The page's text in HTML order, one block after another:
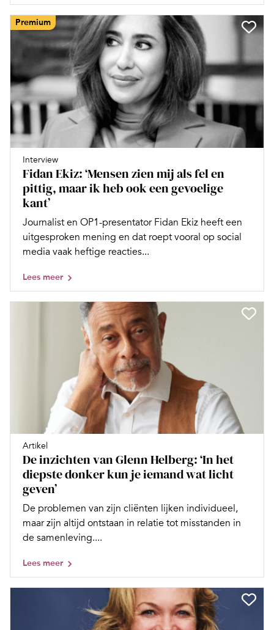
Premium
Interview
Fidan Ekiz: ‘Mensen zien mij als fel en
pittig, maar ik heb ook een gevoelige
kant’
Journalist en OP1-presentator Fidan Ekiz heeft een
uitgesproken mening en dat roept vooral op social
media vaak heftige reacties...
Lees meer
Artikel
De inzichten van Glenn Helberg: ‘In het
diepste donker kun je iemand wat licht
geven’
De problemen van zijn cliënten lijken individueel,
maar zijn altijd ontstaan in relatie tot misstanden in
de samenleving....
Lees meer